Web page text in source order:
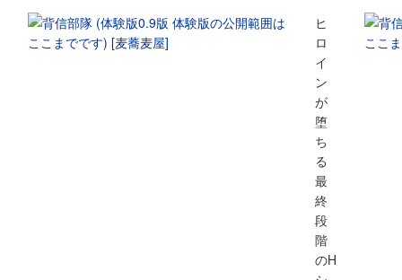
ヒ
ロ
イ
ン
が
堕
ち
る
最
終
段
階
のH